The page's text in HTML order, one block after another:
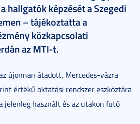
hallgatók képzését a Szegedi
– tájékoztatta a
közkapcsolati
az MTI-t.
újonnan átadott, Mercedes-vázra
értékű oktatási rendszer eszköztára
jelenleg használt és az utakon futó